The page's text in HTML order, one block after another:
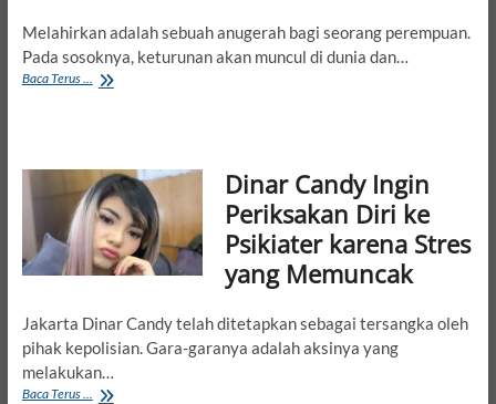
Melahirkan adalah sebuah anugerah bagi seorang perempuan.
Pada sosoknya, keturunan akan muncul di dunia dan…
Baca Terus ... Inilah
yang
Melahirkan
Caesar
adalah
Perempuan
Tangguh
Dinar Candy Ingin
Periksakan Diri ke
Psikiater karena Stres
yang Memuncak
Jakarta Dinar Candy telah ditetapkan sebagai tersangka oleh
pihak kepolisian. Gara-garanya adalah aksinya yang
melakukan…
Baca Terus ... Dinar